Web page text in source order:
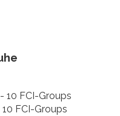
- 10 FCI-Groups
10 FCI-Groups